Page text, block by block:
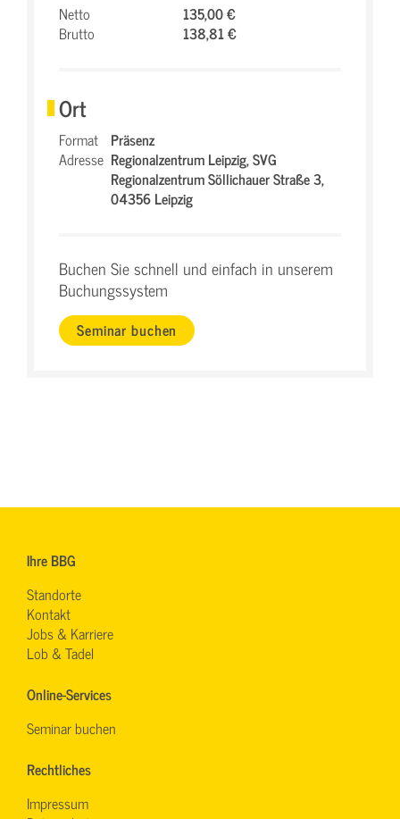
Netto
135,00 €
Brutto
138,81 €
Ort
Format Präsenz
Adresse Regionalzentrum Leipzig,SVG
Regionalzentrum Söllichauer Straße 3,
04356 Leipzig
Buchen Sie schnell und einfach in unserem
Buchungssystem
Seminar buchen
Ihre BBG
Standorte
Kontakt
Jobs & Karriere
Lob & Tadel
Online-Services
Seminar buchen
Rechtliches
Impressum